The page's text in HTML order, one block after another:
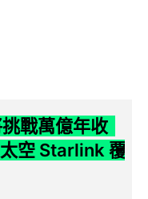
戰萬億年收
空 Starlink 覆